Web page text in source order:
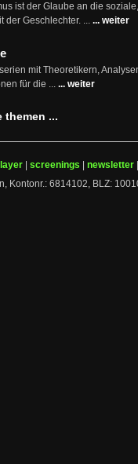
ist der Glaube an die
der Geschlechter. ... ... weiter
mit Theoretikern,
für die ... ... weiter
themen ...
screenings newsletter
Kontonr.: 6814102, BLZ: